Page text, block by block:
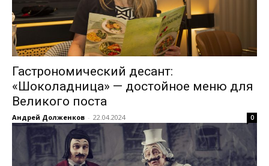
Гастрономический десант:
«Шоколадница» — достойное меню для
Великого поста
Андрей Долженков - 22.04.2024 0